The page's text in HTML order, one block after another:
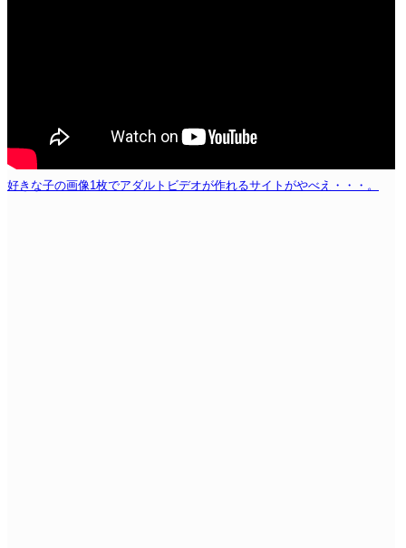
好きな子の画像1枚でアダルトビデオが作れるサイトがやべえ・・・。